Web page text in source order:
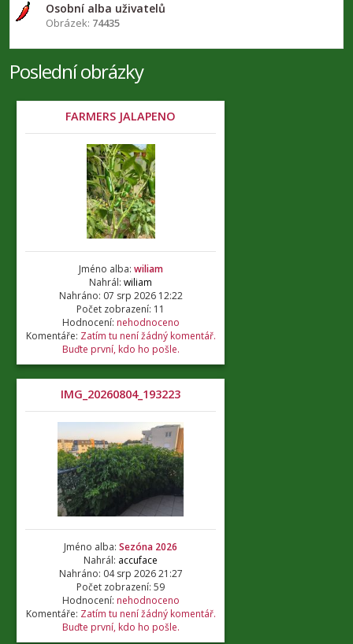
Osobní alba uživatelů
Obrázek: 74435
Poslední obrázky
FARMERS JALAPENO
Jméno alba: wiliam
Nahrál: wiliam
Nahráno: 07 srp 2026 12:22
Počet zobrazení: 11
Hodnocení: nehodnoceno
Komentáře: Zatím tu není žádný komentář.
Buďte první, kdo ho pošle.
IMG_20260804_193223
Jméno alba: Sezóna 2026
Nahrál: accuface
Nahráno: 04 srp 2026 21:27
Počet zobrazení: 59
Hodnocení: nehodnoceno
Komentáře: Zatím tu není žádný komentář.
Buďte první, kdo ho pošle.